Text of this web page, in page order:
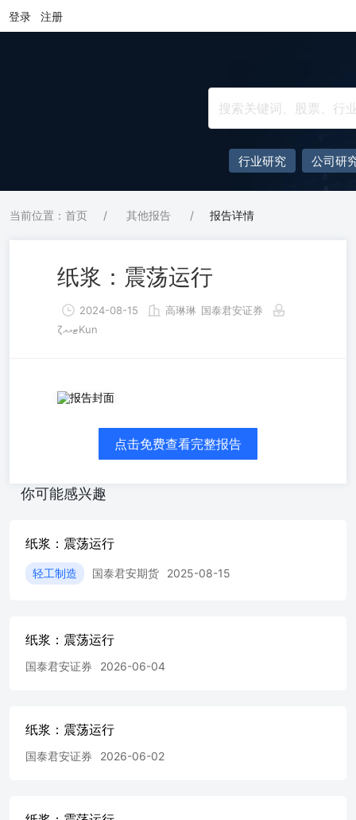
登录 注册
行业研究 公司研
当前位置：首页 / 其他报告 / 报告详情
纸浆：震荡运行
2024-08-15 高琳琳 国泰君安证券
ζޓއއKun
期货研究 商2024年08月15日 品 研究 纸浆：震荡运行 国高
泰 君【基本面跟踪】 安 期表1：基本面数据 货研究所 资料
来源：隆众资讯，同花顺iFinD,国泰君安期货研究 【趋势强
强，-2表示最看空，2表示最看多。 【行业新闻】 据隆众资
心不足，用户刚需补入为主，部分工厂走货速度缓慢，库存
压力增大。贸易商多随进随出，囤库意愿有限，区域倒挂情
况严重，70g卷筒双胶纸主流市场价格在5000-5400元/吨。
商多随进随出，局部仍存在以价换量行为，主流品牌平张铜
版纸价格区间在5500-5900元/吨。 生活用纸市场弱稳整理，
低价听闻较多，头部纸企部分地区有后期涨价计划，但是针
下行，河南地区纸厂今日继续下调白卡纸出厂价格50-100
元/吨。受个别纸厂持续降价影响，白卡纸市场看跌心态加
[2011]1449号）。 本报告的观点和信息仅供本公司的专业投
点击免费查看完整报告
你可能感兴趣
纸浆：震荡运行
轻工制造 国泰君安期货 2025-08-15
纸浆：震荡运行
国泰君安证券 2026-06-04
纸浆：震荡运行
国泰君安证券 2026-06-02